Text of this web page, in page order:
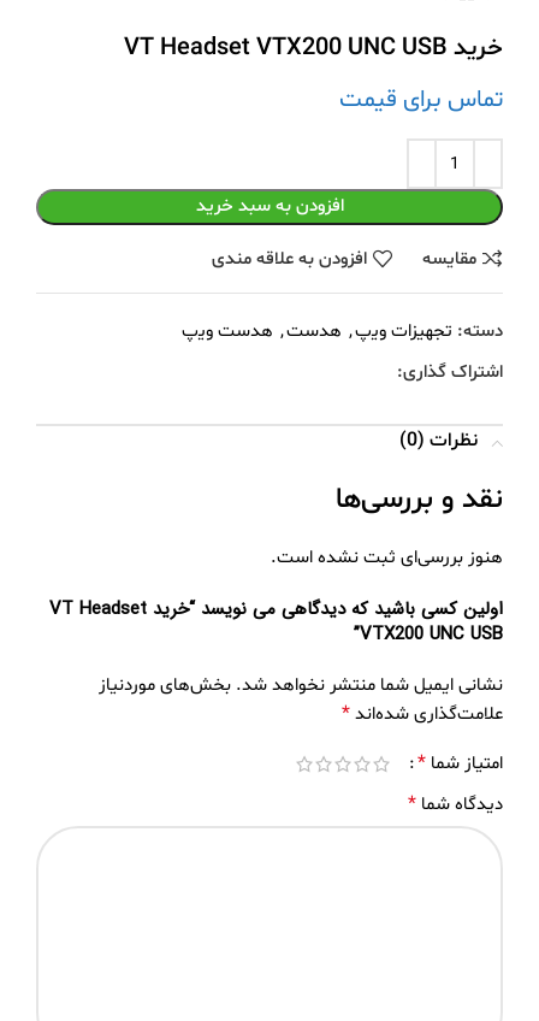
خرید VT Headset VTX200 UNC USB
تماس برای قیمت
افزودن به سبد خرید
مقايسه افزودن به علاقه مندی
دسته: ﺗﺠﻬﯿﺰات وﯾپ, هدست, ﻫﺪﺳﺖ وﯾپ
اشتراک گذاری:
نظرات (0)
نقد و بررسی‌ها
هنوز بررسی‌ای ثبت نشده است.
اولین کسی باشید که دیدگاهی می نویسد “خرید VT Headset
VTX200 UNC USB”
نشانی ایمیل شما منتشر نخواهد شد. بخش‌های موردنیاز
علامت‌گذاری شده‌اند*
امتیاز شما *
دیدگاه شما *